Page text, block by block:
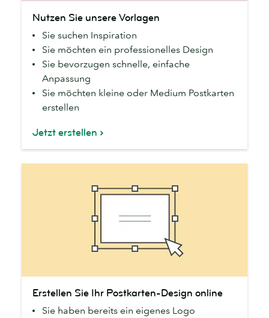
Sie
unsere
Vorlagen
Nutzen Sie unsere Vorlagen
Sie suchen Inspiration
Sie möchten ein professionelles Design
Sie bevorzugen schnelle, einfache
Anpassung
Sie möchten kleine oder Medium Postkarten
erstellen
Jetzt erstellen
SieErstellen Sie Ihr Postkarten-Design online
Sie haben bereits ein eigenes Logo